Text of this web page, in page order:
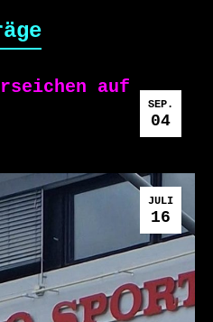
SEP.
04
auf
JULI
16